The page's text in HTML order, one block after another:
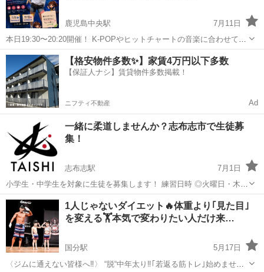
鹿児島中央駅
7月11日
本日19:30〜20:20開催！ K-POPやヒットチャートの音楽に合わせて楽
しく体を動かす**ダンスフィットネス「FitHop」**です🎶 「ダンスは
初めて」 「運動不足を解消したい」 「楽しく運動を始めたい」 そ
ん...
鹿児島 鹿児島市 鹿児島中央駅 その他 POP
【格安物件多数✨】家賃4万円以下多数
【保証人ナシ】賃貸物件多数掲載！
ニフティ不動産 Ad
一緒に柔道しませんか？志布志市で生徒募
集！
志布志駅
7月1日
小学生・中学生を対象に生徒を募集します！ 練習日時 ◎火曜日・木曜
日 18時〜20時 練習場所 志布志警察署柔道場 ◎土曜日 9時〜12
時 練習場所 志布志運動公園武道館 月謝3,000円（登録料、保険料、
遠征費別途...
鹿児島 志布志市 志布志駅 その他 場所
1人じゃないダイエット🔥体重より｢見た目｣
を変える🏋️本気で変わりたい人だけ来…
国分駅
5月17日
〈ジムに通えない皆様へ‼️〉 “脱“中年太り‼️｢若返る筋トレ｣始めません